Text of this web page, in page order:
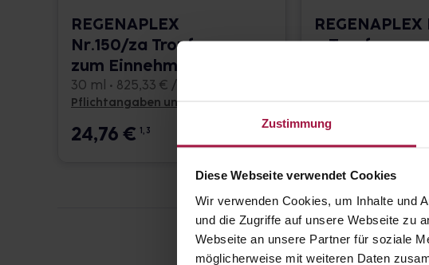
Zustimmung
Diese Webseite verwendet Cookies
Wir verwenden Cookies, um Inhalte und
und die Zugriffe auf unsere Webseite zu
Webseite an unsere Partner für soziale
möglicherweise mit weiteren Daten
REGENAPLEX
Nr.150/za Tropfen
zum Einnehmen
30 ml • 825,33 € / l
Pflichtangaben und Details
24,76€ 1, 3
REGENAPLEX
a Tropfen zum
24,76